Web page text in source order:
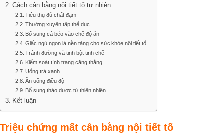
Cách cân bằng nội tiết tố tự nhiên
Tiêu thụ đủ chất đạm
Thường xuyên tập thể dục
Bổ sung cá béo vào chế độ ăn
Giấc ngủ ngon là nền tảng cho sức khỏe nội tiết tố
Tránh đường và tinh bột tinh chế
Kiểm soát tình trạng căng thẳng
Uống trà xanh
Ăn uống điều độ
Bổ sung thảo dược từ thiên nhiên
Kết luận
Triệu chứng mất cân bằng nội tiết tố